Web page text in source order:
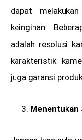
dapat
keinginan.
adalah resolusi
karakteristik
juga garansi
Menentukan